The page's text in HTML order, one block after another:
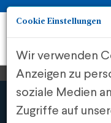
Cookie Einstellungen
Wir verwenden
Anzeigen zu
soziale Medien
Zugriffe auf